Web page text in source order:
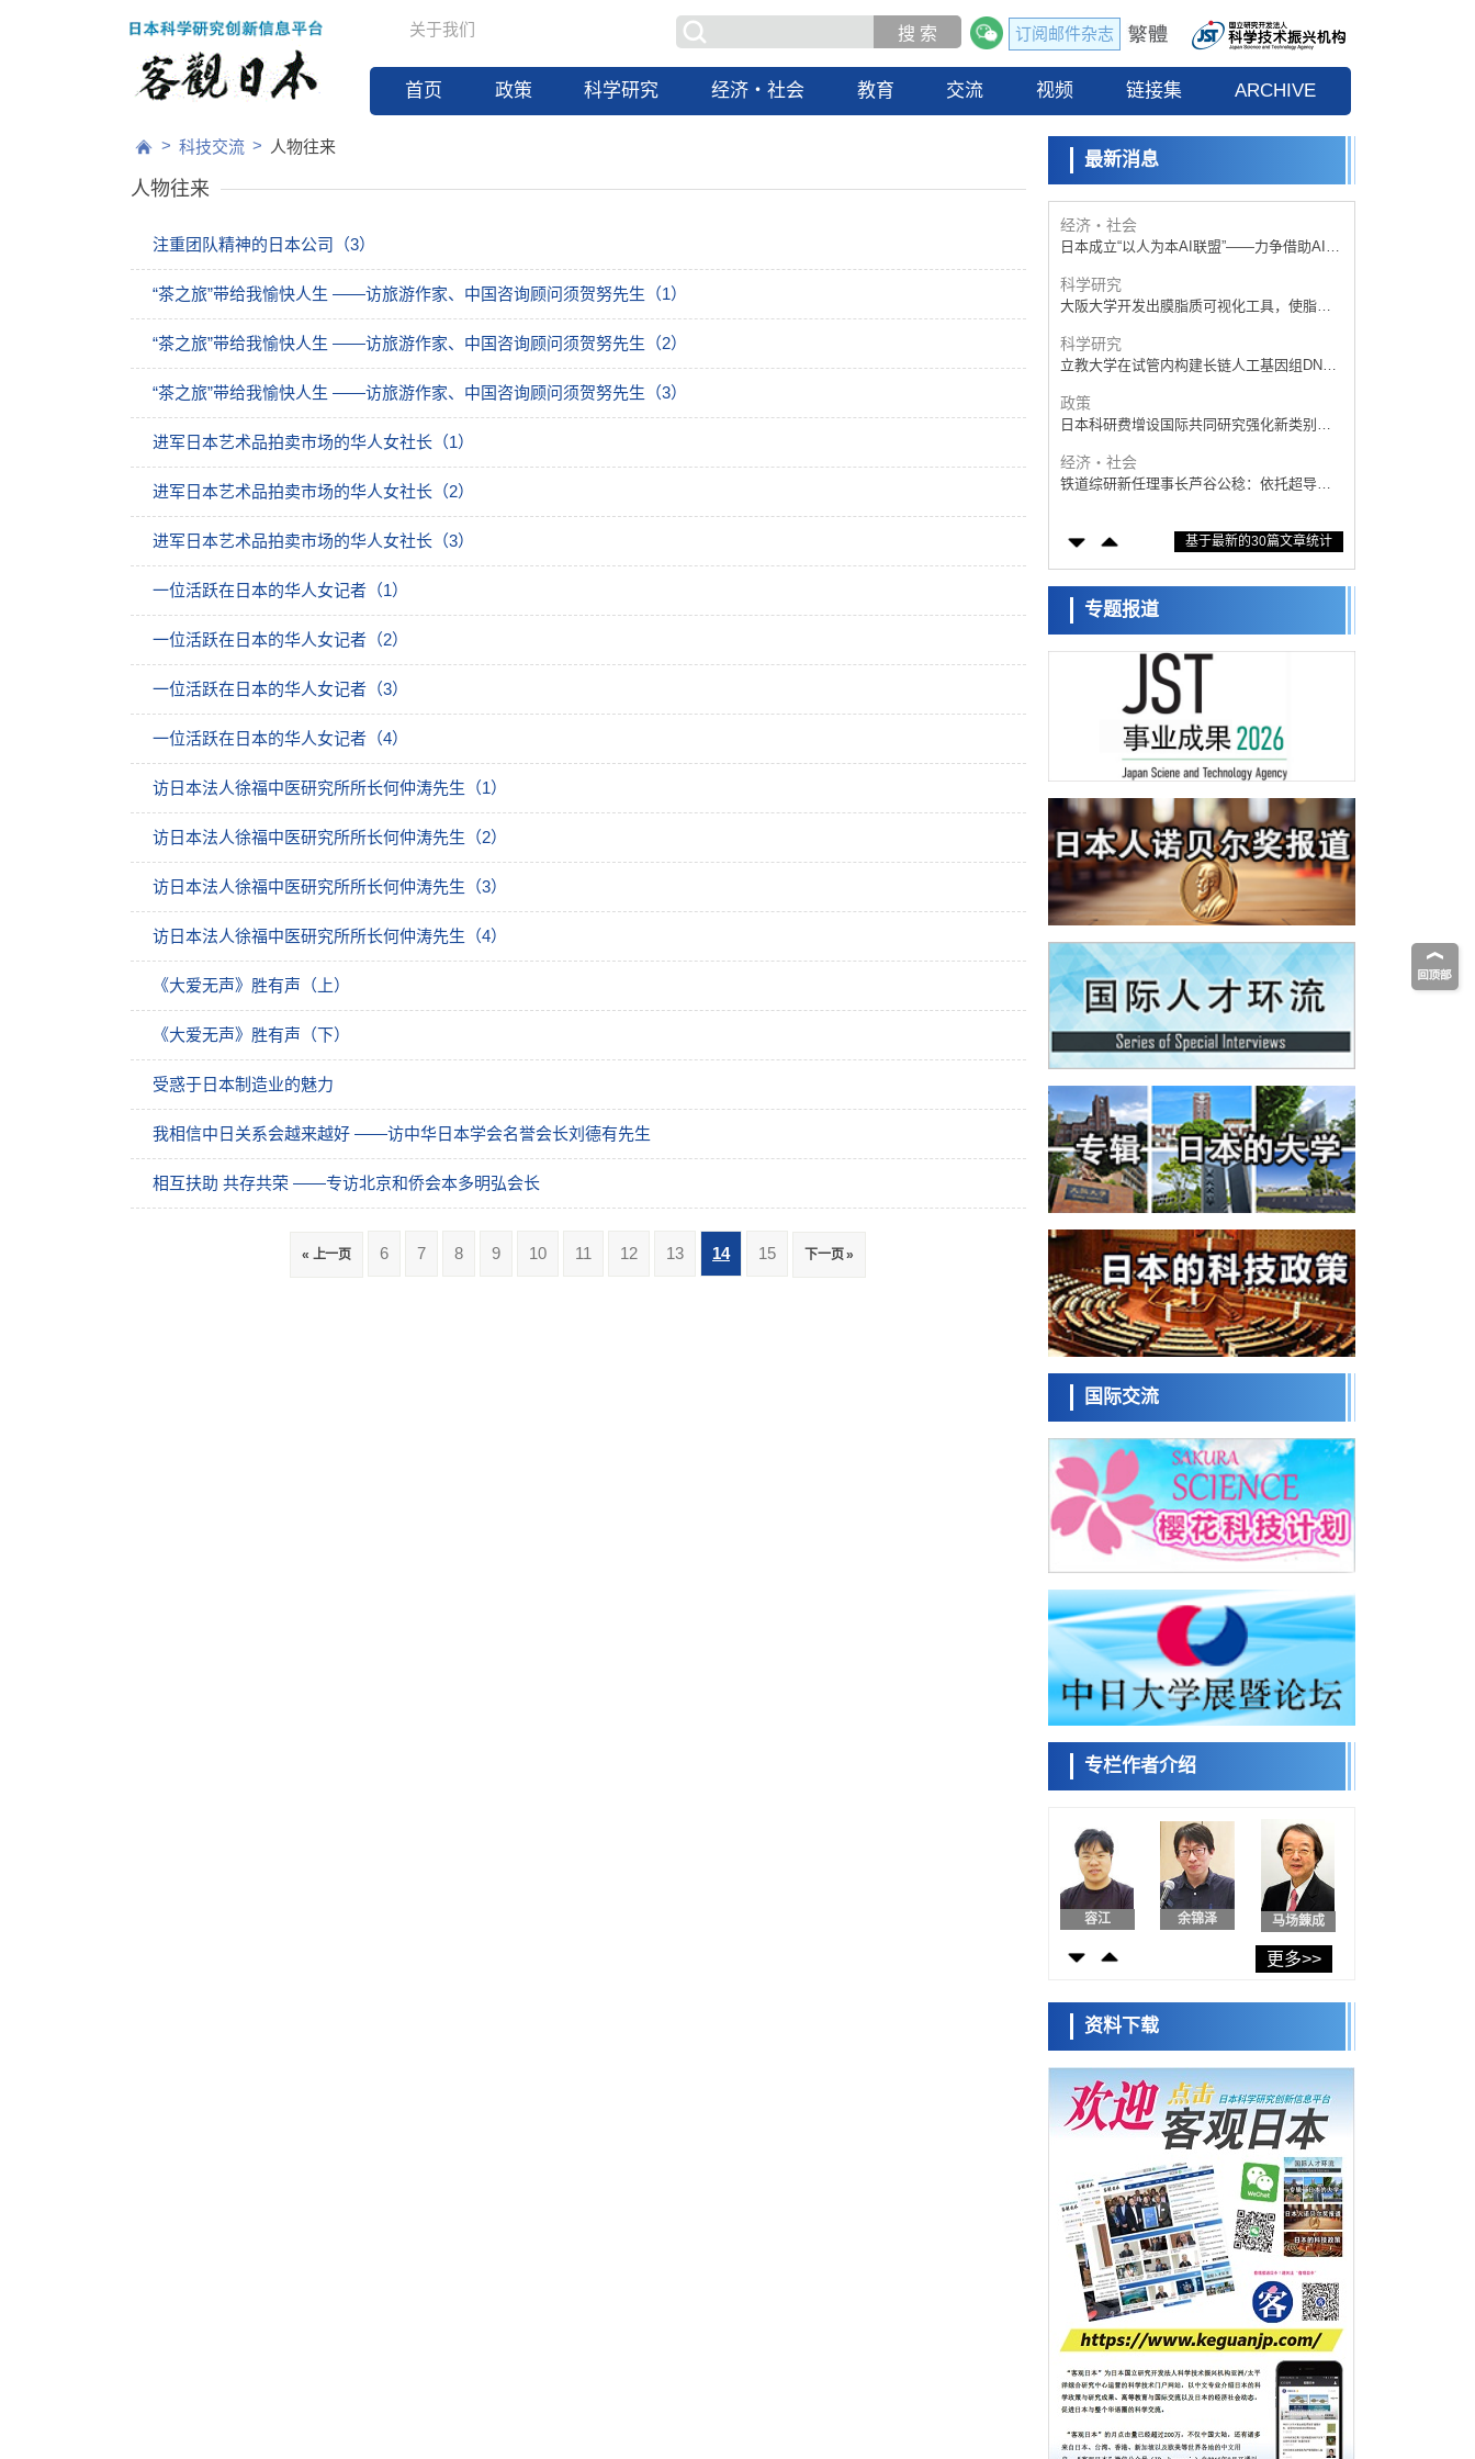
关于我们
首页 政策 科学研究 经济・社会 教育 交流 视频 链接集 ARCHIVE
订阅邮件杂志
> 科技交流 > 人物往来
人物往来
注重团队精神的日本公司（3）
“茶之旅”带给我愉快人生 ——访旅游作家、中国咨询顾问须贺努先生（1）
“茶之旅”带给我愉快人生 ——访旅游作家、中国咨询顾问须贺努先生（2）
“茶之旅”带给我愉快人生 ——访旅游作家、中国咨询顾问须贺努先生（3）
进军日本艺术品拍卖市场的华人女社长（1）
进军日本艺术品拍卖市场的华人女社长（2）
进军日本艺术品拍卖市场的华人女社长（3）
一位活跃在日本的华人女记者（1）
一位活跃在日本的华人女记者（2）
一位活跃在日本的华人女记者（3）
一位活跃在日本的华人女记者（4）
访日本法人徐福中医研究所所长何仲涛先生（1）
访日本法人徐福中医研究所所长何仲涛先生（2）
访日本法人徐福中医研究所所长何仲涛先生（3）
访日本法人徐福中医研究所所长何仲涛先生（4）
《大爱无声》胜有声（上）
《大爱无声》胜有声（下）
受惑于日本制造业的魅力
我相信中日关系会越来越好 ——访中华日本学会名誉会长刘德有先生
相互扶助 共存共荣 ――专访北京和侨会本多明弘会长
« 上一页 6 7 8 9 10 11 12 13 14 15 下一页 »
最新消息
政策
日本科研费增设国际共同研究强化新类别，
促进青年研究人员赴海外开展研究
用于量子计算机
科学研究
开发出300亿年仅误差1秒的光晶格钟，构建
网络将其打造为下一代社会基础设施
经济・社会
日本成立“以人为本AI联盟”——力争借助AI拓
科学研究
大阪大学开发出膜脂质可视化工具，使脂质
科学研究
立教大学在试管内构建长链人工基因组DNA
工细胞
政策
日本科研费增设国际共同研究强化新类别，
经济・社会
铁道综研新任理事长芦谷公稔：依托超导和
东京大学通过叶绿体基因组编辑技术强化碳
藤田医科大学等成功鉴定出非结核分枝杆菌
生存的必需基因，首次揭示该基因的必要性
经济・社会
【AI法下篇】如何应对AI的不可控性——中
央大学平野晋教授专访
日本学术会议：为保持土壤健康应采取哪些
措施？探讨土壤保护与强化的具体对策
大阪大学开发基于水氢键网络的温度预测新
方法，AI从分子排列信息中高精度解读
经济・社会
【AI法上篇】如何对“将人生交给AI”保持危机
感——中央大学平野晋教授专访
科学研究
庆应义塾大学阐明脑内“游击手”小胶质细胞包
裹保护受损神经细胞的机制，有望用于开发
阿尔茨海默病等疾病疗法
日本东北大学与横滨橡胶全球首次从纳米尺
度揭示橡胶—黄铜粘接界面劣化抑制机制，
为提升轮胎安全性与耐久性的材料设计开辟
道路
科学研究
近畿大学等发现植物染料“日本茜”的红色成分
可抑制老化与炎症，有望成为新型功能性材
料
科学研究
法，利用超小型GAD67启动子抑制发作
科学研究
九州大学揭示夜间眼压升高机制：两种激素
波动叠加所致
科学研究
东京都产技研采用新手法开发出可稳定工作
至300℃的介电材料，已验证电容器可在汽车
发动机等高温环境下工作
经济・社会
日本生成式AI使用者占比一年内翻倍，但与
中美德仍有较大差距
政策
日本修订首都直下型地震紧急对策：目标为
死亡人数至少减半，重点强化火灾防控
科学研究
福井大学发现细胞记忆过往并抑制反应的机
制，阐明即便DNA相同反应迥异之谜
科学研究
安全性，在转移性尿路上皮癌患者中开展临
床试验
政策
日本发布《令和8年版科学技术与创新白皮
书》，解读第七期基本计划首年度政策方向
科学研究
东京大学发现可诱导细胞死亡的新型信使物
质
科学研究
东京都健康长寿医疗中心跨器官揭示衰老过
程中的糖链变化
科学研究
产总研无需石油利用松脂制备石墨前驱体，
可作为电池电极材料
科学研究
东京大学和海上保安厅等发现南海海槽沿线
政策
日本第2次医疗研究开发调整费，根据一线实
科学研究
千叶大学鉴定出导致难治性疾病“肺高血压症”
恶化的蛋白质“MYL9/12”，会引发血管结构恶
化科学研究
京都大学高效生成光的构成单元“光子”，可应
用于量子计算机
开发出300亿年仅误差1秒的光晶格钟，构建
经济・社会
日本成立“以人为本AI联盟”——力争借助AI拓
展社会公众创造力，依托产学合作推进研发
大阪大学开发出膜脂质可视化工具，使脂质
探针的高效开发成为可能
科学研究
立教大学在试管内构建长链人工基因组DNA
自我复制系统，有望实现携带大量基因的人
工细胞
政策
日本科研费增设国际共同研究强化新类别，
促进青年研究人员赴海外开展研究
科学研究
京都大学高效生成光的构成单元“光子”，可应
用于量子计算机
科学研究
开发出300亿年仅误差1秒的光晶格钟，构建
网络将其打造为下一代社会基础设施
经济・社会
日本成立“以人为本AI联盟”——力争借助AI拓
展社会公众创造力，依托产学合作推进研发
科学研究
大阪大学开发出膜脂质可视化工具，使脂质
基于最新的30篇文章统计
专题报道
国际交流
专栏作者介绍
日本科学未
来馆 科学交
流员
小岩井忠道 泷川 进
容江 余锦泽 马场錬成
日本科学未
流员
泷川 进 戴维
更多>>
资料下载